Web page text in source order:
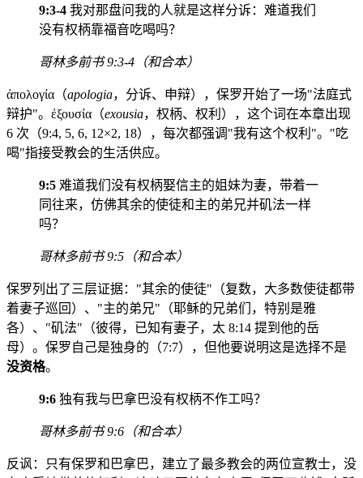
9:3-4 我对那盘问我的人就是这样分诉：难道我们
没有权柄靠福音吃喝吗？
哥林多前书 9:3-4（和合本）
ἀπολογία（apologia，分诉、申辩），保罗开始了一场"法庭式
辩护"。ἐξουσία（exousia，权柄、权利），这个词在本章出现
6 次（9:4, 5, 6, 12×2, 18），每次都强调"我有这个权利"。"吃
喝"指接受教会的生活供应。
9:5 难道我们没有权柄娶信主的姐妹为妻，带着一
同往来，仿佛其余的使徒和主的弟兄并矶法一样
吗？
哥林多前书 9:5（和合本）
保罗列出了三层证据："其余的使徒"（复数，大多数使徒都带
着妻子巡回）、"主的弟兄"（耶稣的兄弟们，特别是雅
各）、"矶法"（彼得，已知有妻子，太 8:14 提到他的岳
母）。保罗自己是独身的（7:7），但他要说明这是选择不是
没资格。
9:6 独有我与巴拿巴没有权柄不作工吗？
哥林多前书 9:6（和合本）
反讽：只有保罗和巴拿巴，建立了最多教会的两位宣教士，没